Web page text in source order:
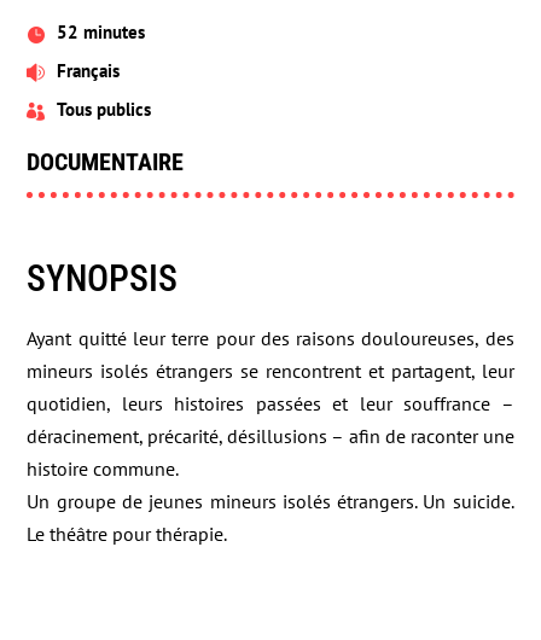
 52 minutes
 Français
 Tous publics
DOCUMENTAIRE
SYNOPSIS
Ayant quitté leur terre pour des raisons douloureuses, des
mineurs isolés étrangers se rencontrent et partagent, leur
quotidien, leurs histoires passées et leur souffrance –
déracinement, précarité, désillusions – afin de raconter une
histoire commune.
Un groupe de jeunes mineurs isolés étrangers. Un suicide.
Le théâtre pour thérapie.